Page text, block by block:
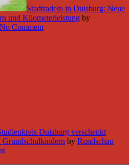
Stadtradeln in Duisburg: Neue
und Kilometerleistung by
No Comment
Duisburg verschenkt
by Rundschau